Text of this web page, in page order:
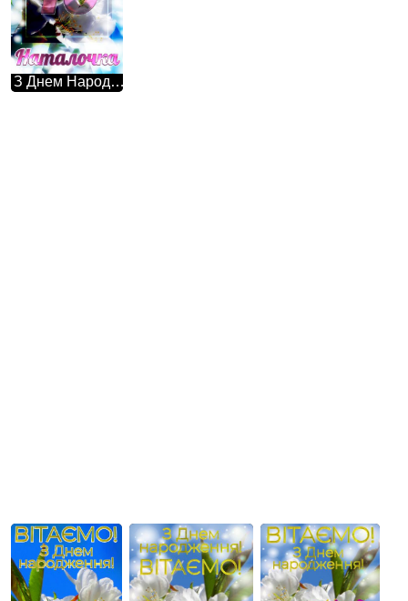
З Днем Народження! Наталочка 16 Ця фотографія просто зачаровує своєю красою - гарні білі квіти на дереві весною.